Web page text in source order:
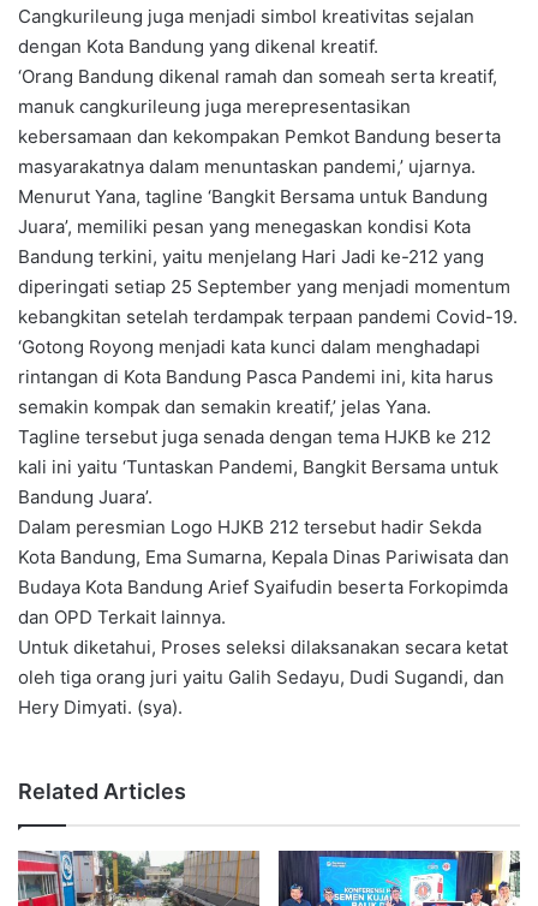
Cangkurileung juga menjadi simbol kreativitas sejalan
dengan Kota Bandung yang dikenal kreatif.
‘Orang Bandung dikenal ramah dan someah serta kreatif,
manuk cangkurileung juga merepresentasikan
kebersamaan dan kekompakan Pemkot Bandung beserta
masyarakatnya dalam menuntaskan pandemi,’ ujarnya.
Menurut Yana, tagline ‘Bangkit Bersama untuk Bandung
Juara’, memiliki pesan yang menegaskan kondisi Kota
Bandung terkini, yaitu menjelang Hari Jadi ke-212 yang
diperingati setiap 25 September yang menjadi momentum
kebangkitan setelah terdampak terpaan pandemi Covid-19.
‘Gotong Royong menjadi kata kunci dalam menghadapi
rintangan di Kota Bandung Pasca Pandemi ini, kita harus
semakin kompak dan semakin kreatif,’ jelas Yana.
Tagline tersebut juga senada dengan tema HJKB ke 212
kali ini yaitu ‘Tuntaskan Pandemi, Bangkit Bersama untuk
Bandung Juara’.
Dalam peresmian Logo HJKB 212 tersebut hadir Sekda
Kota Bandung, Ema Sumarna, Kepala Dinas Pariwisata dan
Budaya Kota Bandung Arief Syaifudin beserta Forkopimda
dan OPD Terkait lainnya.
Untuk diketahui, Proses seleksi dilaksanakan secara ketat
oleh tiga orang juri yaitu Galih Sedayu, Dudi Sugandi, dan
Hery Dimyati. (sya).
Related Articles